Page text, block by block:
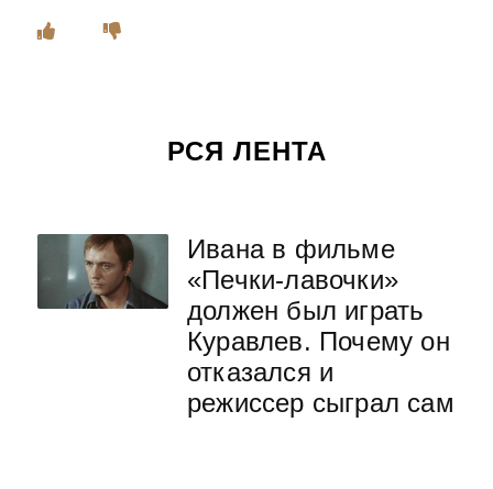
РСЯ ЛЕНТА
Ивана в фильме
«Печки-лавочки»
должен был играть
Куравлев. Почему он
отказался и
режиссер сыграл сам